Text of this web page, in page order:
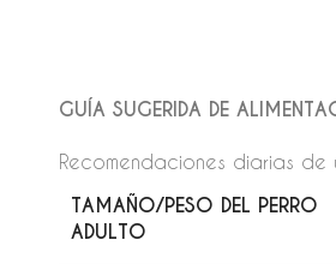
GUÍA SUGERIDA DE
Recomendaciones diarias de
TAMAÑO/PESO DEL PERRO
ADULTO